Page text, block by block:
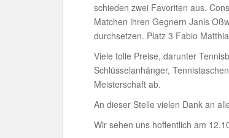
schieden zwei Favoriten aus.
Matchen ihren Gegnern Janis
durchsetzen. Platz 3 Fabio
Viele tolle Preise, darunter
Schlüsselanhänger,
Meisterschaft ab.
An dieser Stelle vielen Dank an
Wir sehen uns hoffentlich am